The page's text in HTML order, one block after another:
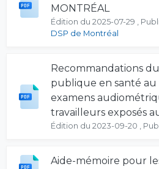
MONTRÉAL
Édition du 2025-07-29 ,
DSP de Montréal
Recommandations
publique en santé au
examens
travailleurs exposés
Édition du 2023-09-20 ,
Aide-mémoire pour